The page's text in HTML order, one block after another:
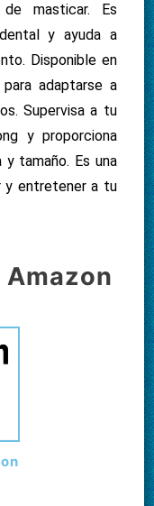
masticar. Es
y ayuda a
Disponible en
adaptarse a
Supervisa a tu
y proporciona
tamaño. Es una
y entretener a tu